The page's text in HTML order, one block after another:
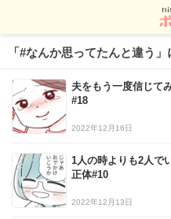
「#なんか思ってたんと違う
夫をもう一度信じて
#18
2022年12月16日
1人の時よりも2人で
正体#10
2022年12月13日